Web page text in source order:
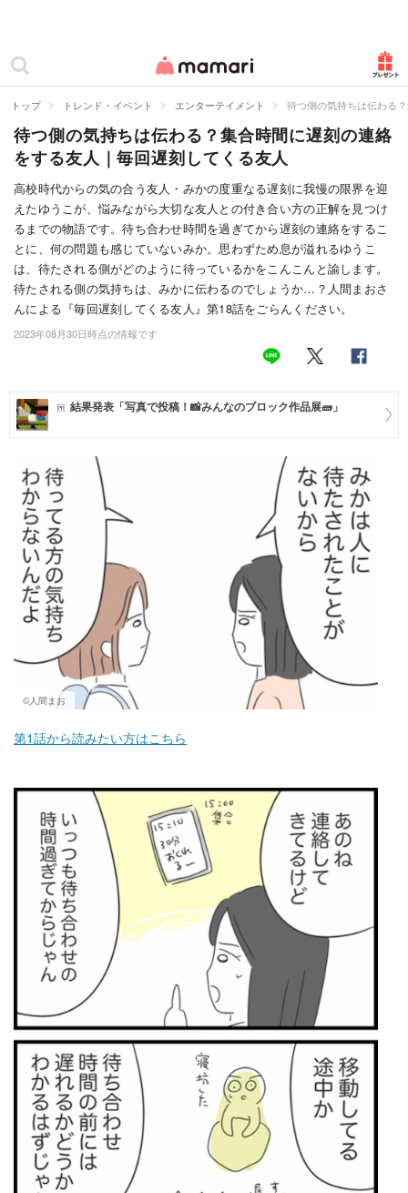
ママリ
カテゴリー一覧
妊娠
出産
赤ちゃん・育児
子育て・家族
病院
住まい
トレンド・イベント
トップ トレンド・イベント エンターテイメント 待つ側の気持ちは伝わる
待つ側の気持ちは伝わる？集合時間に遅刻の連絡
をする友人｜毎回遅刻してくる友人
高校時代からの気の合う友人・みかの度重なる遅刻に我慢の限界を迎
えたゆうこが、悩みながら大切な友人との付き合い方の正解を見つけ
るまでの物語です。待ち合わせ時間を過ぎてから遅刻の連絡をするこ
とに、何の問題も感じていないみか。思わずため息が溢れるゆうこ
は、待たされる側がどのように待っているかをこんこんと諭します。
待たされる側の気持ちは、みかに伝わるのでしょうか…？人間まおさ
んによる『毎回遅刻してくる友人』第18話をごらんください。
2023年08月30日時点の情報です
結果発表「写真で投稿！📸みんなのブロック作品展🧱」
©人間まお
第1話から読みたい方はこちら